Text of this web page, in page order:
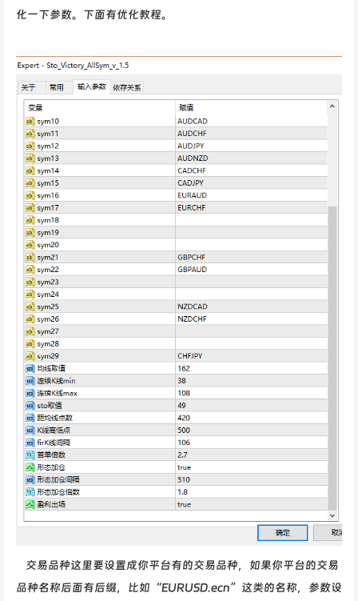
化一下参数。下面有优化教程。
交易品种这里要设置成你平台有的交易品种，如果你平台的交易
品种名称后面有后缀，比如“EURUSD.ecn”这类的名称，参数设